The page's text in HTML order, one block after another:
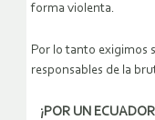
forma violenta.
Por lo tanto exigimos
responsables de la
¡POR UN